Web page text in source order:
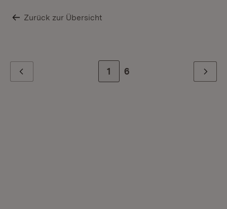
Zurück zur Übersicht
Zur Seite
1 Zur letzten Seite
6 Weiter